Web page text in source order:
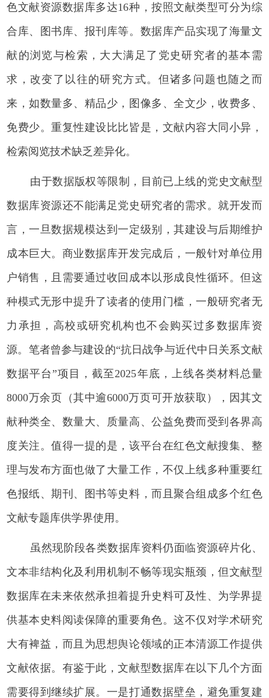
色文献资源数据库多达16种，按照文献类型可分为综
合库、图书库、报刊库等。数据库产品实现了海量文
献的浏览与检索，大大满足了党史研究者的基本需
求，改变了以往的研究方式。但诸多问题也随之而
来，如数量多、精品少，图像多、全文少，收费多、
免费少。重复性建设比比皆是，文献内容大同小异，
检索阅览技术缺乏差异化。
由于数据版权等限制，目前已上线的党史文献型
数据库资源还不能满足党史研究者的需求。就开发而
言，一旦数据规模达到一定级别，其建设与后期维护
成本巨大。商业数据库开发完成后，一般针对单位用
户销售，且需要通过收回成本以形成良性循环。但这
种模式无形中提升了读者的使用门槛，一般研究者无
力承担，高校或研究机构也不会购买过多数据库资
源。笔者曾参与建设的“抗日战争与近代中日关系文献
数据平台”项目，截至2025年底，上线各类材料总量
8000万余页（其中逾6000万页可开放获取），因其文
献种类全、数量大、质量高、公益免费而受到各界高
度关注。值得一提的是，该平台在红色文献搜集、整
理与发布方面也做了大量工作，不仅上线多种重要红
色报纸、期刊、图书等史料，而且聚合组成多个红色
文献专题库供学界使用。
虽然现阶段各类数据库资料仍面临资源碎片化、
文本非结构化及利用机制不畅等现实瓶颈，但文献型
数据库在未来依然承担着提升史料可及性、为学界提
供基本史料阅读保障的重要角色。这不仅对学术研究
大有裨益，而且为思想舆论领域的正本清源工作提供
文献依据。有鉴于此，文献型数据库在以下几个方面
需要得到继续扩展。一是打通数据壁垒，避免重复建